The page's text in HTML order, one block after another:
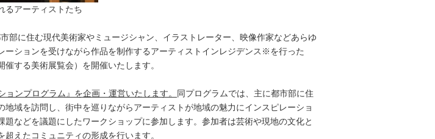
るアーティストたち
部に住む現代美術家やミュージシャン、イラストレーター、映像作家などあらゆ
ションを受けながら作品を制作するアーティストインレジデンス※を行った
する美術展覧会）を開催いたします。
ンプログラム』を企画・運営いたします。
同プログラムでは、主に都市部に住
域を訪問し、街中を巡りながらアーティストが地域の魅力にインスピレーショ
などを議題にしたワークショップに参加します。参加者は芸術や現地の文化と
えたコミュニティの形成を行います。